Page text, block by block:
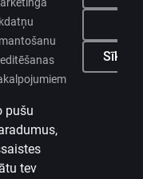
pušu
tev